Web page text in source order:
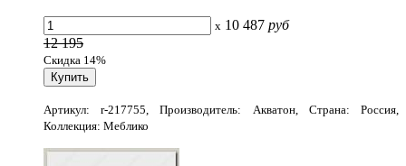
x 10 487 руб
12 195
Скидка 14%
Артикул: r-217755, Производитель: Акватон, Страна: Россия,
Коллекция: Меблико